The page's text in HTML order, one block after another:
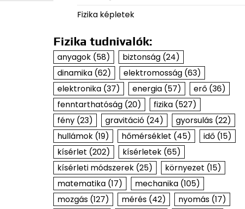
Fizika képletek
Fizika tudnivalók:
anyagok(58) biztonság(24)
dinamika(62) elektromosság(63)
elektronika(37) energia(57) erő(36)
fenntarthatóság(20) fizika(527)
fény(23) gravitáció(24) gyorsulás(22)
hullámok(19) hőmérséklet (45) idő(15)
kísérlet (202) kísérletek(65)
kísérleti módszerek(25) környezet (15)
matematika(17) mechanika(105)
mozgás(127) mérés(42) nyomás(17)